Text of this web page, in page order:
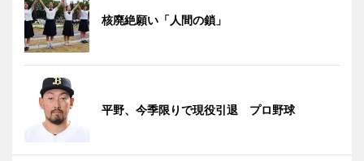
核廃絶願い「人間の鎖」
平野、今季限りで現役引退 プロ野球